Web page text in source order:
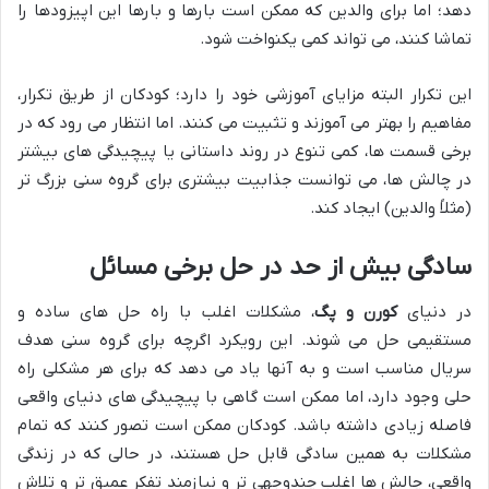
دهد؛ اما برای والدین که ممکن است بارها و بارها این اپیزودها را
تماشا کنند، می تواند کمی یکنواخت شود.
این تکرار البته مزایای آموزشی خود را دارد؛ کودکان از طریق تکرار،
مفاهیم را بهتر می آموزند و تثبیت می کنند. اما انتظار می رود که در
برخی قسمت ها، کمی تنوع در روند داستانی یا پیچیدگی های بیشتر
در چالش ها، می توانست جذابیت بیشتری برای گروه سنی بزرگ تر
(مثلاً والدین) ایجاد کند.
سادگی بیش از حد در حل برخی مسائل
در دنیایکورن و پگ، مشکلات اغلب با راه حل های ساده و
مستقیمی حل می شوند. این رویکرد اگرچه برای گروه سنی هدف
سریال مناسب است و به آنها یاد می دهد که برای هر مشکلی راه
حلی وجود دارد، اما ممکن است گاهی با پیچیدگی های دنیای واقعی
فاصله زیادی داشته باشد. کودکان ممکن است تصور کنند که تمام
مشکلات به همین سادگی قابل حل هستند، در حالی که در زندگی
واقعی، چالش ها اغلب چندوجهی تر و نیازمند تفکر عمیق تر و تلاش